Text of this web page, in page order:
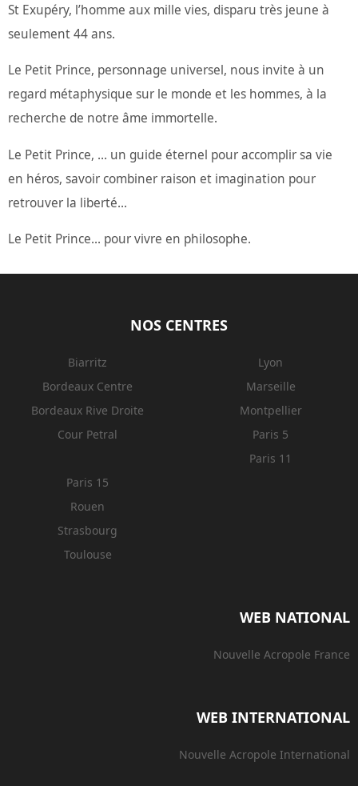
St Exupéry, l’homme aux mille vies, disparu très jeune à
seulement 44 ans.
Le Petit Prince, personnage universel, nous invite à un
regard métaphysique sur le monde et les hommes, à la
recherche de notre âme immortelle.
Le Petit Prince, … un guide éternel pour accomplir sa vie
en héros, savoir combiner raison et imagination pour
retrouver la liberté...
Le Petit Prince... pour vivre en philosophe.
NOS CENTRES
Biarritz
Bordeaux Centre
Bordeaux Rive Droite
Cour Petral
Lyon
Marseille
Montpellier
Paris 5
Paris 11
Paris 15
Rouen
Strasbourg
Toulouse
WEB NATIONAL
Nouvelle Acropole France
WEB INTERNATIONAL
Nouvelle Acropole International